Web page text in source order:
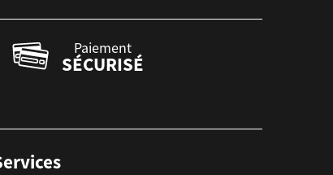
Paiement
SÉCURISÉ